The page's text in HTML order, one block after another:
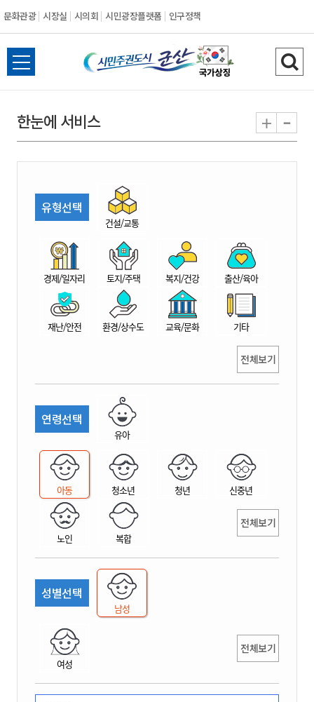
문화관광 시장실 시의회 시민광장플랫폼 인구정책
시
민
권
시
산
전
체
뉴
열
검
색
기
한눈에 서비스 + -
유형선택
건설/교통
경제/일자리 토지/주택 복지/건강 출산/육아
재난/안전 환경/상수도 교육/문화 기타
전체보기
연령선택
유아
아동 청소년 청년 신중년
노인 복합
전체보기
성별선택
남성
여성
전체보기